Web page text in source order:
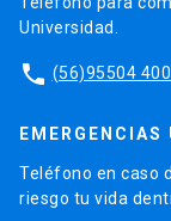
Universidad.
phone (56)95504
EMERGENCIAS
Teléfono en caso
riesgo tu vida